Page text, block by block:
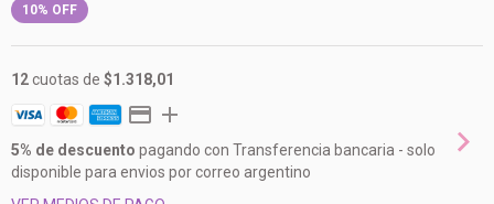
10% OFF
12cuotas de $1.318,01
5% de descuento pagando con Transferencia bancaria - solo
disponible para envios por correo argentino